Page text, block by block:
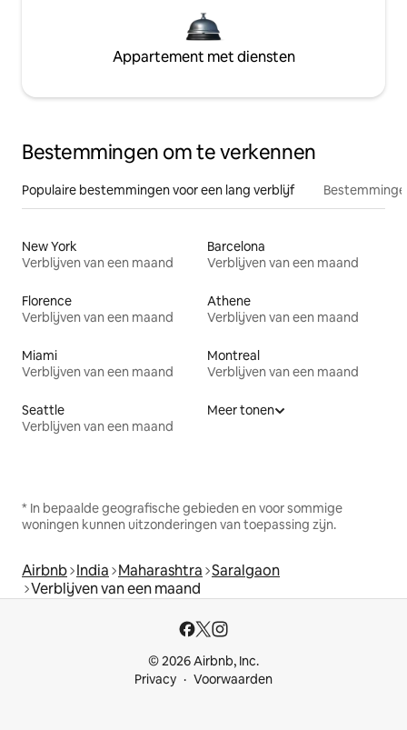
Appartement met diensten
Bestemmingen om te verkennen
Populaire bestemmingen voor een lang verblijf
New York
Verblijven van een maand
Barcelona
Verblijven van een maand
Florence
Verblijven van een maand
Athene
Verblijven van een maand
Miami
Verblijven van een maand
Montreal
Verblijven van een maand
Seattle
Verblijven van een maand
Meer tonen
* In bepaalde geografische gebieden en voor sommige
woningen kunnen uitzonderingen van toepassing zijn.
Airbnb India Maharashtra Saralgaon
Verblijven van een maand
© 2026 Airbnb, Inc.
Privacy
Voorwaarden